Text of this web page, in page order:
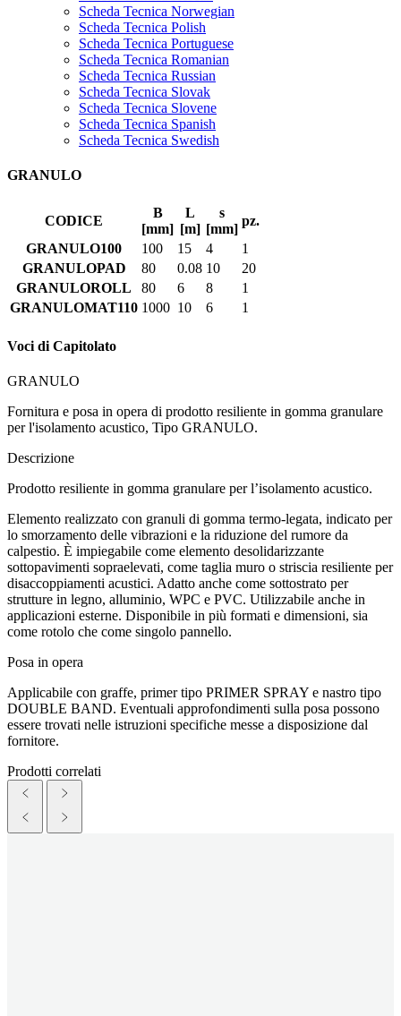
Scheda Tecnica Norwegian
Scheda Tecnica Polish
Scheda Tecnica Portuguese
Scheda Tecnica Romanian
Scheda Tecnica Russian
Scheda Tecnica Slovak
Scheda Tecnica Slovene
Scheda Tecnica Spanish
Scheda Tecnica Swedish
GRANULO
CODICE
B
[mm]
L
[m]
s
[mm]
pz.
GRANULO100
100 15 4
1
GRANULOPAD
80 0.08 10
20
GRANULOROLL
80 6 8
1
GRANULOMAT110 1000 10 6 1
Voci di Capitolato
GRANULO
Fornitura e posa in opera di prodotto resiliente in gomma granulare
per l'isolamento acustico, Tipo GRANULO.
Descrizione
Prodotto resiliente in gomma granulare per l’isolamento acustico.
Elemento realizzato con granuli di gomma termo-legata, indicato per
lo smorzamento delle vibrazioni e la riduzione del rumore da
calpestio. È impiegabile come elemento desolidarizzante
sottopavimenti sopraelevati, come taglia muro o striscia resiliente per
disaccoppiamenti acustici. Adatto anche come sottostrato per
strutture in legno, alluminio, WPC e PVC. Utilizzabile anche in
applicazioni esterne. Disponibile in più formati e dimensioni, sia
come rotolo che come singolo pannello.
Posa in opera
Applicabile con graffe, primer tipo PRIMER SPRAY e nastro tipo
DOUBLE BAND. Eventuali approfondimenti sulla posa possono
essere trovati nelle istruzioni specifiche messe a disposizione dal
fornitore.
Prodotti correlati